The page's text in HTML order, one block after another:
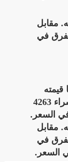
للبيع فكان 3710 جنيه. مقابل
في
لشراء الذهب عيار 24 ما قيمته
4263 جنيه، وسجل السعر السابق للشراء 4263
ثباتا في السعر.
للبيع فكان 3710 جنيه. مقابل
في